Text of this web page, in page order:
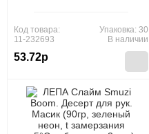
(ООО "Новая Химия")
Код товара:
11-232693
53.72р
Упаковка: 30
В наличии